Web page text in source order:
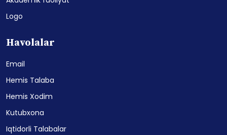
Logo
Havolalar
Email
Hemis Talaba
Hemis Xodim
Kutubxona
Iqtidorli Talabalar